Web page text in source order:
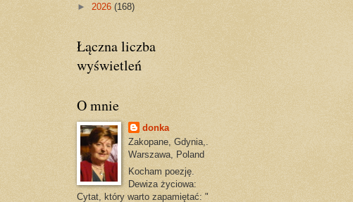
► 2026 (168)
Łączna liczba
wyświetleń
O mnie
donka
Zakopane, Gdynia,.
Warszawa, Poland
Kocham poezję.
Dewiza życiowa:
Cytat, który warto zapamiętać: "